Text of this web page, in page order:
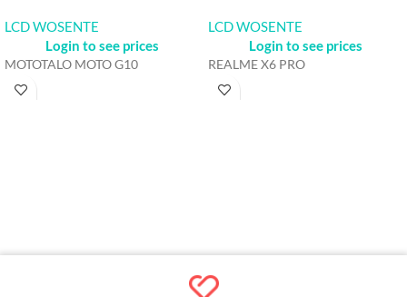
LCD WOSENTE
Login to see prices
MOTOTALO MOTO G10
LCD WOSENTE
Login to see prices
REALME X6 PRO